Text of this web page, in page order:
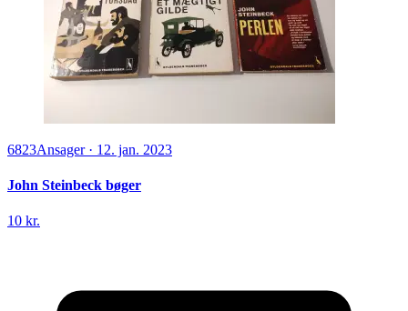
6823Ansager· 12. jan. 2023
John Steinbeck bøger
10 kr.